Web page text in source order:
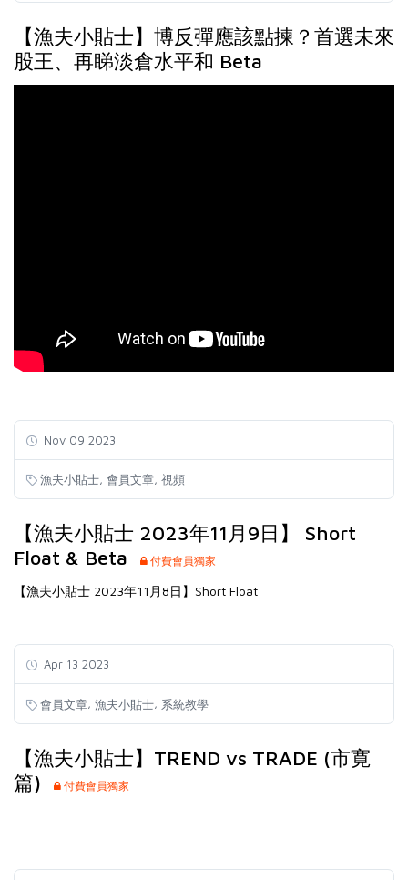
【漁夫小貼士】博反彈應該點揀？首選未來
股王、再睇淡倉水平和 Beta
Nov 09 2023
漁夫小貼士 會員文章 視頻
【漁夫小貼士 2023年11月9日】 Short
Float & Beta
付費會員獨家
【漁夫小貼士 2023年11月8日】Short Float
Apr 13 2023
會員文章, 漁夫小貼士, 系統教學
【漁夫小貼士】TREND vs TRADE (市寛
篇)
付費會員獨家